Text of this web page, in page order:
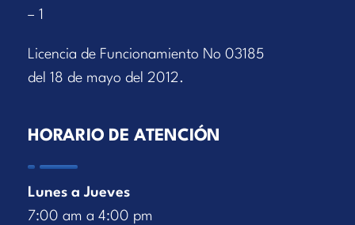
– 1
Licencia de Funcionamiento No 03185
del 18 de mayo del 2012.
HORARIO DE ATENCIÓN
Lunes a Jueves
7:00 am a 4:00 pm